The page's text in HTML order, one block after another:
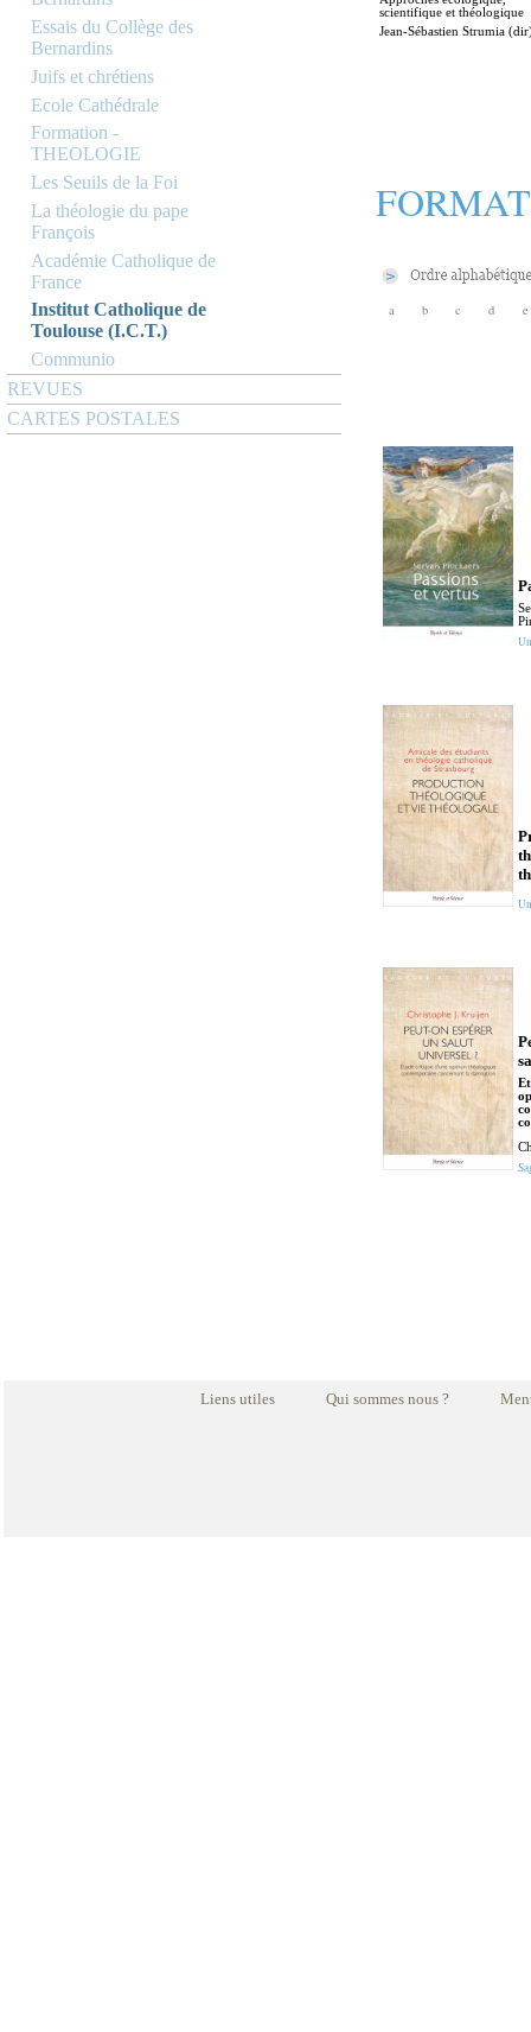
Essais du Collège des
Bernardins
Juifs et chrétiens
Ecole Cathédrale
Formation -
THEOLOGIE
Les Seuils de la Foi
La théologie du pape
François
Académie Catholique de
France
Institut Catholique de
Toulouse (I.C.T.)
Communio
REVUES
CARTES POSTALES
scientifique et théologique
Jean-Sébastien Strumia
a b c d e
Liens utiles Qui sommes nous ?